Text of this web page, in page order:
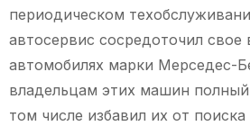
периодическом
автосервис сосредоточил свое
автомобилях марки Мерседес-
владельцам этих машин полный
том числе избавил их от поиска